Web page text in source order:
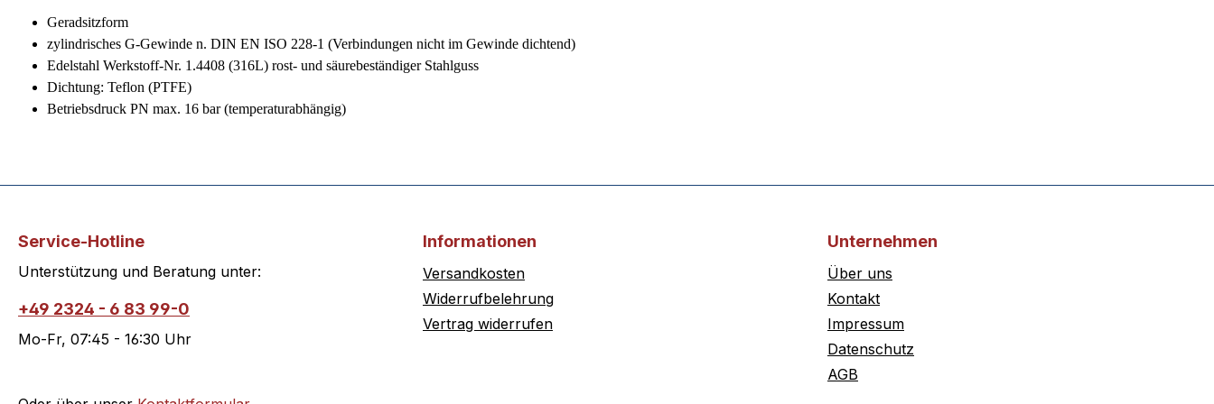
Geradsitzform
zylindrisches G-Gewinde n. DIN EN ISO 228-1 (Verbindungen nicht im Gewinde dichtend)
Edelstahl Werkstoff-Nr. 1.4408 (316L) rost- und säurebeständiger Stahlguss
Dichtung: Teflon (PTFE)
Betriebsdruck PN max. 16 bar (temperaturabhängig)
Service-Hotline
Unterstützung und Beratung unter:
+49 2324 - 6 83 99-0
Mo-Fr, 07:45 - 16:30 Uhr
Informationen
Versandkosten
Widerrufbelehrung
Vertrag widerrufen
Unternehmen
Über uns
Kontakt
Impressum
Datenschutz
AGB